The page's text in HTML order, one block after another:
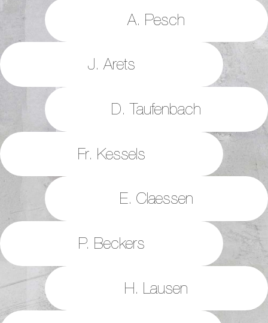
A. Pesch
J. Arets
D. Taufenbach
Fr. Kessels
E. Claessen
P. Beckers
H. Lausen